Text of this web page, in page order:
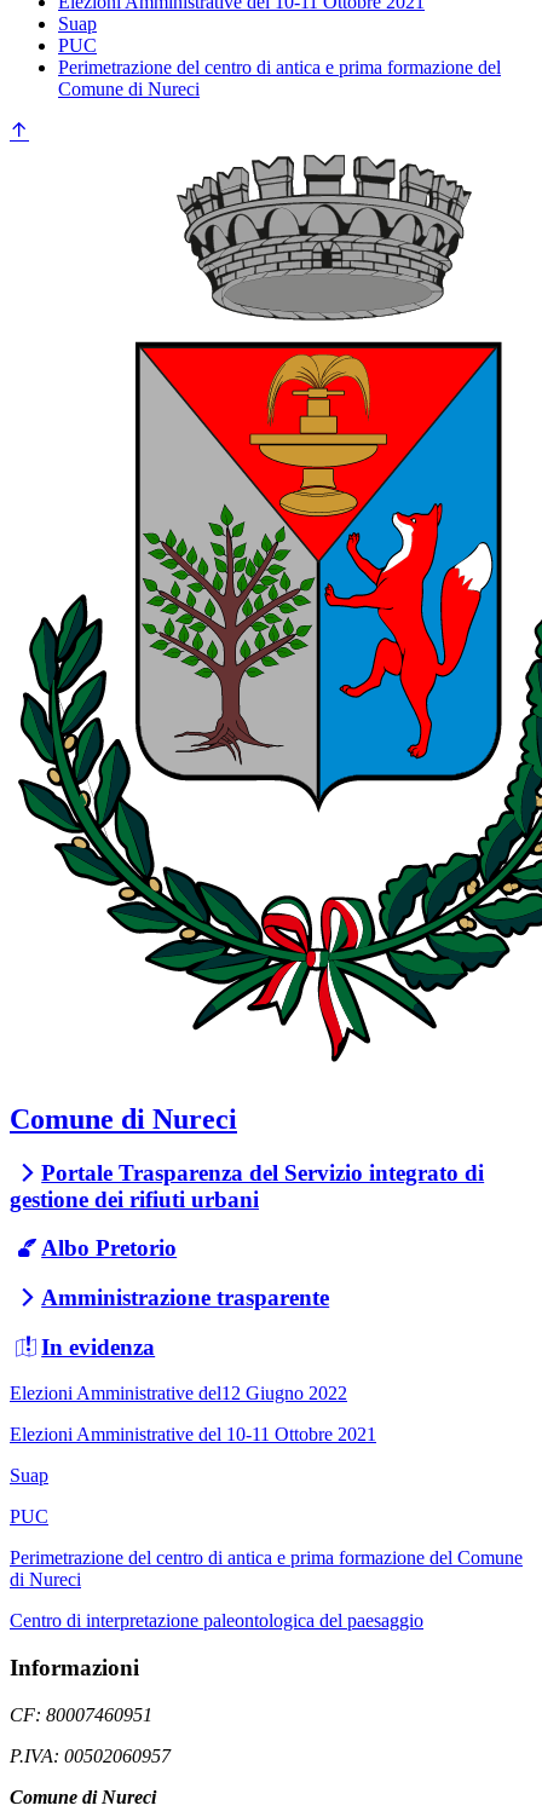
Suap
PUC
Perimetrazione del centro di antica e prima formazione del
Comune di Nureci
Comune di Nureci
Portale Trasparenza del Servizio integrato di
gestione dei rifiuti urbani
Albo Pretorio
Amministrazione trasparente
In evidenza
Elezioni Amministrative del12 Giugno 2022
Elezioni Amministrative del 10-11 Ottobre 2021
Suap
PUC
Perimetrazione del centro di antica e prima formazione del Comune
di Nureci
Centro di interpretazione paleontologica del paesaggio
Informazioni
CF: 80007460951
P.IVA: 00502060957
Comune di Nureci